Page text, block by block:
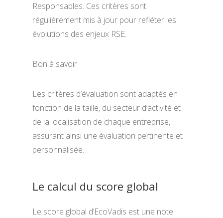
Responsables. Ces critères sont
régulièrement mis à jour pour refléter les
évolutions des enjeux RSE.
Bon à savoir
Les critères d’évaluation sont adaptés en
fonction de la taille, du secteur d’activité et
de la localisation de chaque entreprise,
assurant ainsi une évaluation pertinente et
personnalisée.
Le calcul du score global
Le score global d’EcoVadis est une note